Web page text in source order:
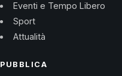
Eventi e Tempo Libero
Sport
Attualità
PUBBLICA